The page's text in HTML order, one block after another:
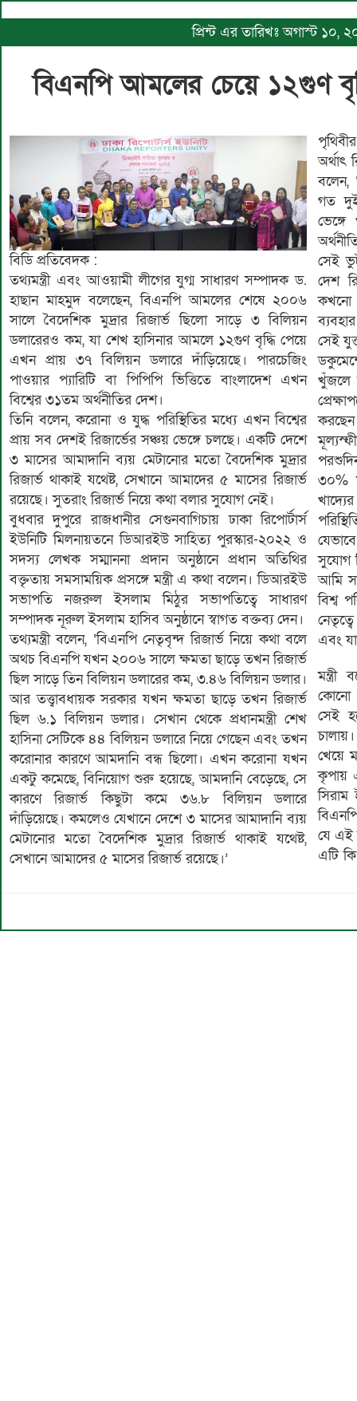
প্রিন্ট এর তারিখঃ অগাস্ট
বিএনপি আমলের চেয়ে ১২গুণ
বিডি প্রতিবেদক :
তথ্যমন্ত্রী এবং আওয়ামী লীগের যুগ্ম সাধারণ সম্পাদক ড.
হাছান মাহমুদ বলেছেন, বিএনপি আমলের শেষে ২০০৬
সালে বৈদেশিক মুদ্রার রিজার্ভ ছিলো সাড়ে ৩ বিলিয়ন
ডলারেরও কম, যা শেখ হাসিনার আমলে ১২গুণ বৃদ্ধি পেয়ে
এখন প্রায় ৩৭ বিলিয়ন ডলারে দাঁড়িয়েছে। পারচেজিং
পাওয়ার প্যারিটি বা পিপিপি ভিত্তিতে বাংলাদেশ এখন
বিশ্বের ৩১তম অর্থনীতির দেশ।
তিনি বলেন, করোনা ও যুদ্ধ পরিস্থিতির মধ্যে এখন বিশ্বের
প্রায় সব দেশই রিজার্ভের সঞ্চয় ভেঙ্গে চলছে। একটি দেশে
৩ মাসের আমাদানি ব্যয় মেটানোর মতো বৈদেশিক মুদ্রার
রিজার্ভ থাকাই যথেষ্ট, সেখানে আমাদের ৫ মাসের রিজার্ভ
রয়েছে। সুতরাং রিজার্ভ নিয়ে কথা বলার সুযোগ নেই।
বুধবার দুপুরে রাজধানীর সেগুনবাগিচায় ঢাকা রিপোর্টার্স
ইউনিটি মিলনায়তনে ডিআরইউ সাহিত্য পুরস্কার-২০২২ ও
সদস্য লেখক সম্মাননা প্রদান অনুষ্ঠানে প্রধান অতিথির
বক্তৃতায় সমসাময়িক প্রসঙ্গে মন্ত্রী এ কথা বলেন। ডিআরইউ
সভাপতি নজরুল ইসলাম মিঠুর সভাপতিত্বে সাধারণ
সম্পাদক নূরুল ইসলাম হাসিব অনুষ্ঠানে স্বাগত বক্তব্য দেন।
তথ্যমন্ত্রী বলেন, ‘বিএনপি নেতৃবৃন্দ রিজার্ভ নিয়ে কথা বলে
অথচ বিএনপি যখন ২০০৬ সালে ক্ষমতা ছাড়ে তখন রিজার্ভ
ছিল সাড়ে তিন বিলিয়ন ডলারের কম, ৩.৪৬ বিলিয়ন ডলার।
আর তত্ত্বাবধায়ক সরকার যখন ক্ষমতা ছাড়ে তখন রিজার্ভ
ছিল ৬.১ বিলিয়ন ডলার। সেখান থেকে প্রধানমন্ত্রী শেখ
হাসিনা সেটিকে ৪৪ বিলিয়ন ডলারে নিয়ে গেছেন এবং তখন
করোনার কারণে আমদানি বন্ধ ছিলো। এখন করোনা যখন
একটু কমেছে, বিনিয়োগ শুরু হয়েছে, আমদানি বেড়েছে, সে
কারণে রিজার্ভ কিছুটা কমে ৩৬.৮ বিলিয়ন ডলারে
দাঁড়িয়েছে। কমলেও যেখানে দেশে ৩ মাসের আমাদানি ব্যয়
মেটানোর মতো বৈদেশিক মুদ্রার রিজার্ভ থাকাই যথেষ্ট,
সেখানে আমাদের ৫ মাসের রিজার্ভ রয়েছে।’
অর্থাৎ
বলেন,
গত দুই
সেই
দেশ
কখনো
সেই
খুঁজলে
৩০%
সুযোগ
আমি
বিশ্ব
এবং
কোনো
সেই
খেয়ে
কৃপায়
যে এই
এটি